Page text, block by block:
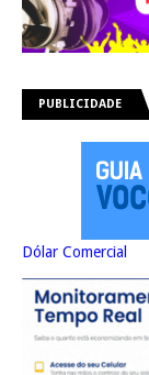
PUBLICIDADE
Dólar Comercial